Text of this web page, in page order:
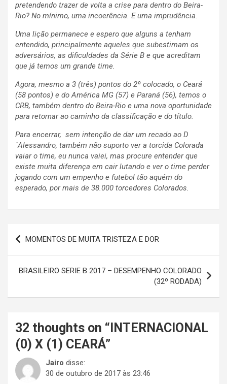
pretendendo trazer de volta a crise para dentro do Beira-
Rio? No mínimo, uma incoerência. E uma imprudência.
Uma lição permanece e espero que alguns a tenham
entendido, principalmente aqueles que subestimam os
adversários, as dificuldades da Série B e que acreditam
que já temos um grande time.
Agora, mesmo a 3 (três) pontos do 2º colocado, o Ceará
(58 pontos) e do América MG (57) e Paraná (56), temos o
CRB, também dentro do Beira-Rio e uma nova oportunidade
para retornar ao caminho da classificação e do título.
Para encerrar, sem intenção de dar um recado ao D
´Alessandro, também não suporto ver a torcida Colorada
vaiar o time, eu nunca vaiei, mas procure entender que
existe muita diferença em cair lutando e ver o time perder
jogando com um empenho e futebol tão aquém do
esperado, por mais de 38.000 torcedores Colorados.
Navegação
de
Post
MOMENTOS DE MUITA TRISTEZA E DOR
BRASILEIRO SERIE B 2017 – DESEMPENHO COLORADO
(32º RODADA)
32 thoughts on “ INTERNACIONAL
(0) X (1) CEARÁ”
Jairo disse:
30 de outubro de 2017 às 23:46